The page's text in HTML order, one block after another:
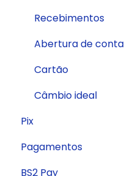
Recebimentos
Abertura de conta
Cartão
Câmbio ideal
Pix
Pagamentos
BS2 Pay